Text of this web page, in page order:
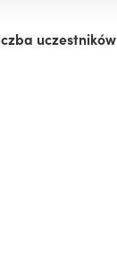
uczestników